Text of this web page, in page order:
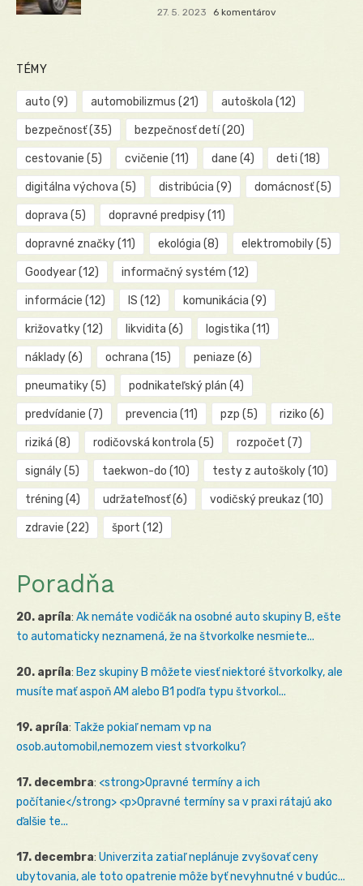
27. 5. 2023 6 komentárov
TÉMY
auto (9) automobilizmus (21) autoškola (12)
bezpečnosť(35) bezpečnosť detí(20)
cestovanie (5) cvičenie (11) dane (4) deti (18)
digitálna výchova (5) distribúcia (9) domácnosť(5)
doprava (5) dopravné predpisy(11)
dopravné značky(11) ekológia (8) elektromobily(5)
Goodyear(12) informačný systém (12)
informácie (12) IS (12) komunikácia (9)
križovatky(12) likvidita (6) logistika (11)
náklady(6) ochrana (15) peniaze (6)
pneumatiky(5) podnikateľský plán (4)
predvídanie (7) prevencia (11) pzp (5) riziko (6)
riziká (8) rodičovská kontrola (5) rozpočet (7)
signály(5) taekwon-do (10) testy z autoškoly(10)
tréning (4) udržateľnosť(6) vodičský preukaz (10)
zdravie (22) šport (12)
Poradňa
20. apríla: Ak nemáte vodičák na osobné auto skupiny B, ešte
to automaticky neznamená, že na štvorkolke nesmiete...
20. apríla: Bez skupiny B môžete viesť niektoré štvorkolky, ale
musíte mať aspoň AM alebo B1 podľa typu štvorkol...
19. apríla: Takže pokiaľ nemam vp na
osob.automobil,nemozem viest stvorkolku?
17. decembra: <strong>Opravné termíny a ich
počítanie</strong> <p>Opravné termíny sa v praxi rátajú ako
ďalšie te...
17. decembra: Univerzita zatiaľ neplánuje zvyšovať ceny
ubytovania, ale toto opatrenie môže byť nevyhnutné v budúc...